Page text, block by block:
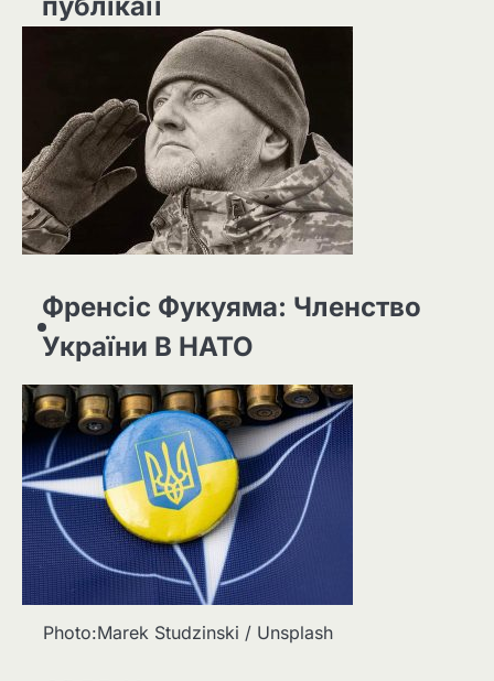
публікаії
Френсіс Фукуяма: Членство
України В НАТО
Photo:Marek Studzinski / Unsplash